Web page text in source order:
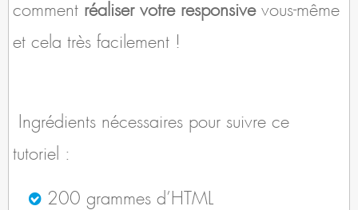
comment réaliser votre responsive vous-même
et cela très facilement !
Ingrédients nécessaires pour suivre ce
tutoriel :
200 grammes d’HTML